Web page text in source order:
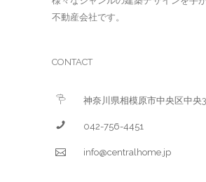
不動産会社です。
CONTACT
神奈川県相模原市中央区中央
042-756-4451
info@centralhome.jp